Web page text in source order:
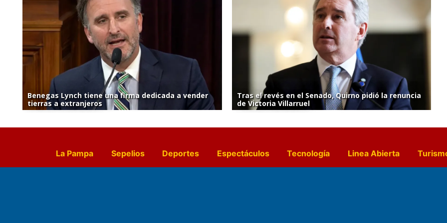
Benegas Lynch tiene una firma dedicada a vender
tierras a extranjeros
Tras el revés en el Senado, Quirno pidió la renuncia
de Victoria Villarruel
La Pampa Sepelios Deportes Espectáculos Tecnología Linea Abierta